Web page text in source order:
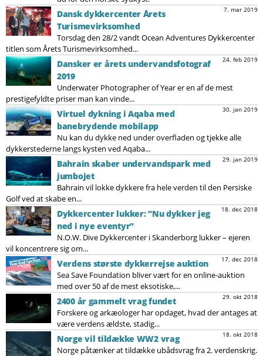
7. mar 2019
Dansk dykkercenter Årets
Turismevirksomhed
Torsdag den 28/2 vandt Ocean Adventures Dykkercenter
titlen som Årets Turismevirksomhed...
24. feb 2019
Dansker er årets undervandsfotograf
2019
Underwater Photographer of Year er en af de mest
prestigefyldte priser man kan vinde...
30. jan 2019
Virtuel dykning i Aqaba med
banebrydende mobilapp
Nu kan du dykke ned under overfladen og tjekke alle
dykkerstederne langs kysten ved Aqaba...
29. jan 2019
Bahrain skaber undervandspark med
jumbojet
Bahrain vil lokke dykkere fra hele verden til den Persiske
Golf ved at skabe en...
18. dec 2018
Dykkercenter lukker: ”Nu dykker jeg
ned i nye eventyr”
N.O.W. Dive Dykkercenter i Skanderborg lukker – ejeren
vil koncentrere sig om...
17. dec 2018
Verdens største dykkerrejse auktion
Sea Save Foundation bliver vært for en online-auktion
med over 50 af de mest eksotiske,...
29. okt 2018
2400 år gammelt vrag fundet
Forskere og arkæologer har opdaget, hvad der antages at
være verdens ældste, stadig...
18. okt 2018
Norge vil tildække WW2 vrag
Norge påtænker at tildække ubådsvrag fra 2. verdenskrig.